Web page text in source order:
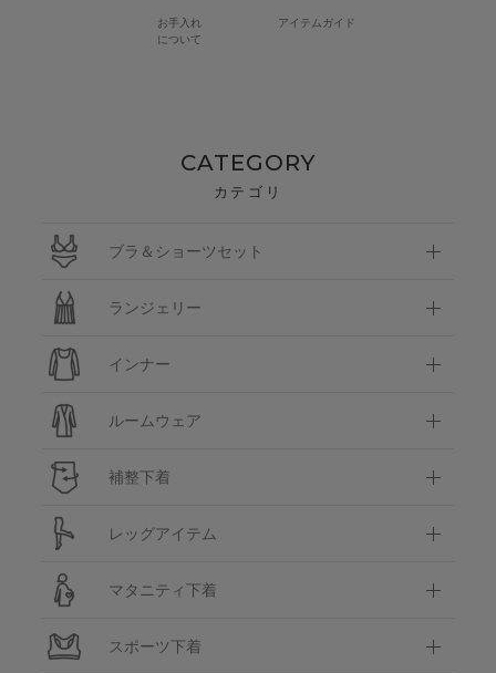
お手入れ
について
アイテムガイド
CATEGORY
カテゴリ
ブラ＆ショーツセット
ランジェリー
インナー
ルームウェア
補整下着
レッグアイテム
マタニティ下着
スポーツ下着